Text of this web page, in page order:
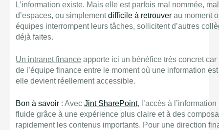
L’information existe. Mais elle est parfois mal nommée,
d’espaces, ou simplementdifficile à retrouver au moment
équipes interrompent leurs tâches, sollicitent d’autres
déjà faites.
Un intranet finance apporte ici un bénéfice très concret
de l’équipe finance entre le moment où une information
elle devient réellement accessible.
Bon à savoir : Avec Jint SharePoint, l’accès à
fluide grâce à une expérience plus claire et à des
rapidement les contenus importants. Pour une direction